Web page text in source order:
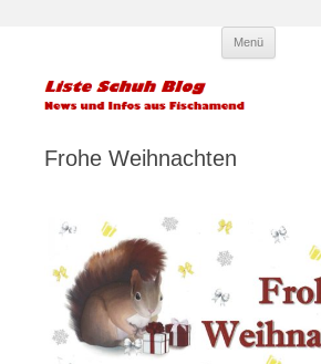
Liste Schuh
Fischamend –
Parteilose
Infos und News aus Fischamend
Menü
Frohe Weihnachten